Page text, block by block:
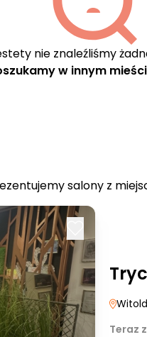
nie znaleźliśmy
w innym
salony z
Teraz